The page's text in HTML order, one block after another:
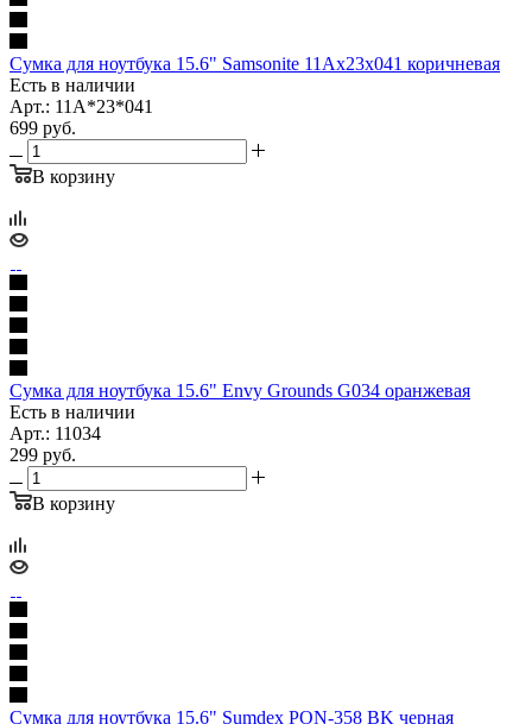
Сумка для ноутбука 15.6" Samsonite 11Ax23x041 коричневая
Есть в наличии
Арт.: 11A*23*041
699 руб.
В корзину
Сумка для ноутбука 15.6" Envy Grounds G034 оранжевая
Есть в наличии
Арт.: 11034
299 руб.
В корзину
Сумка для ноутбука 15.6" Sumdex PON-358 BK черная